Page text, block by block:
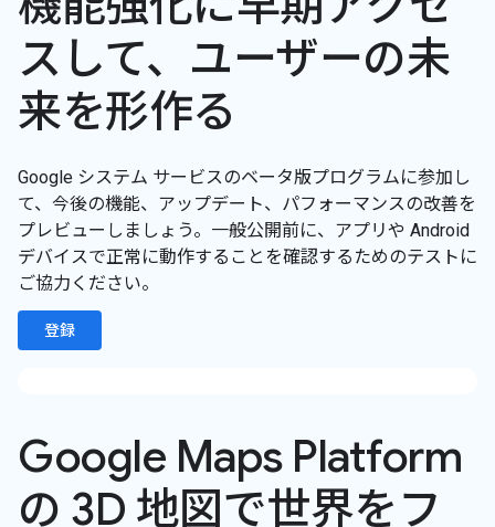
スして、ユーザーの未
来を形作る
Google システム サービスのベータ版プログラムに参加し
て、今後の機能、アップデート、パフォーマンスの改善を
プレビューしましょう。一般公開前に、アプリや Android
デバイスで正常に動作することを確認するためのテストに
ご協力ください。
登録
Google Maps Platform
の 3D 地図で世界をフ